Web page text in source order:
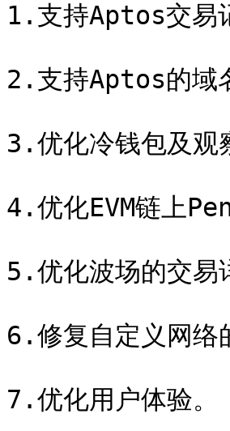
1.支持Aptos交易
2.支持Aptos的域
3.优化冷钱包及观
4.优化EVM链上
5.优化波场的交
6.修复自定义网
7.优化用户体验。